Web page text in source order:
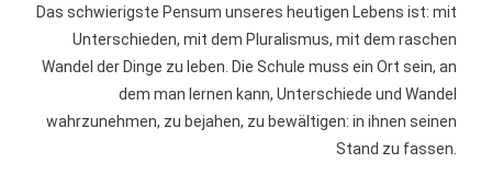
Das schwierigste Pensum unseres heutigen Lebens ist: mit
Unterschieden, mit dem Pluralismus, mit dem raschen
Wandel der Dinge zu leben. Die Schule muss ein Ort sein, an
dem man lernen kann, Unterschiede und Wandel
wahrzunehmen, zu bejahen, zu bewältigen: in ihnen seinen
Stand zu fassen.